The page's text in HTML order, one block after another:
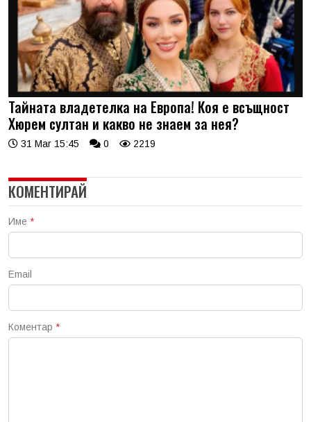
Тайната владетелка на Европа! Коя е всъщност
Хюрем султан и какво не знаем за нея?
31 Mar 15:45 0 2219
КОМЕНТИРАЙ
Име *
Email
Коментар *